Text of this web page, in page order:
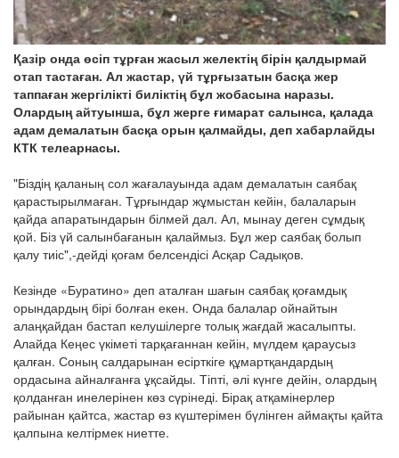
Қазір онда өсіп тұрған жасыл желектің бірін қалдырмай
отап тастаған. Ал жастар, үй тұрғызатын басқа жер
таппаған жергілікті биліктің бұл жобасына наразы.
Олардың айтуынша, бұл жерге ғимарат салынса, қалада
адам демалатын басқа орын қалмайды, деп хабарлайды
КТК телеарнасы.
"Біздің қаланың сол жағалауында адам демалатын саябақ
қарастырылмаған. Тұрғындар жұмыстан кейін, балаларын
қайда апаратындарын білмей дал. Ал, мынау деген сұмдық
қой. Біз үй салынбағанын қалаймыз. Бұл жер саябақ болып
қалу тиіс",-дейді қоғам белсендісі Асқар Садықов.
Кезінде «Буратино» деп аталған шағын саябақ қоғамдық
орындардың бірі болған екен. Онда балалар ойнайтын
алаңқайдан бастап келушілерге толық жағдай жасалыпты.
Алайда Кеңес үкіметі тарқағаннан кейін, мүлдем қараусыз
қалған. Соның салдарынан есірткіге құмартқандардың
ордасына айналғанға ұқсайды. Тіпті, әлі күнге дейін, олардың
қолданған инелерінен көз сүрінеді. Бірақ атқамінерлер
райынан қайтса, жастар өз күштерімен бүлінген аймақты қайта
қалпына келтірмек ниетте.